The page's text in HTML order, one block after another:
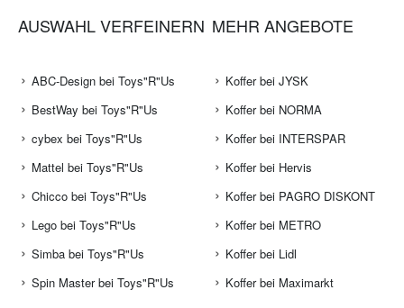
AUSWAHL VERFEINERN
ABC-Design bei Toys"R"Us
BestWay bei Toys"R"Us
cybex bei Toys"R"Us
Mattel bei Toys"R"Us
Chicco bei Toys"R"Us
Lego bei Toys"R"Us
Simba bei Toys"R"Us
Spin Master bei Toys"R"Us
MEHR ANGEBOTE
Koffer bei JYSK
Koffer bei NORMA
Koffer bei INTERSPAR
Koffer bei Hervis
Koffer bei PAGRO DISKONT
Koffer bei METRO
Koffer bei Lidl
Koffer bei Maximarkt